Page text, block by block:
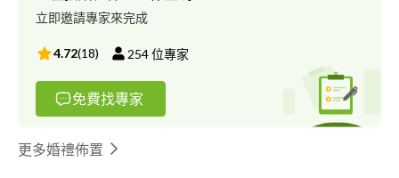
立即邀請專家來完成
4.72(18) 254位專家
免費找專家
更多婚禮佈置